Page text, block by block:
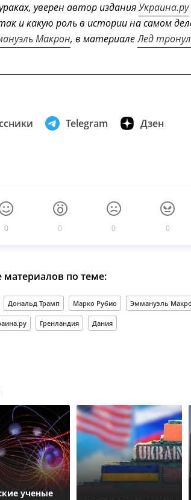
уверен автор изданияУкраина.ру
и какую роль в истории на самом
Макрон, в материалеЛед
Telegram Дзен
0 0 0 0
по теме:
Дональд Трамп Марко Рубио Эммануэль
Гренландия Дания
ученые